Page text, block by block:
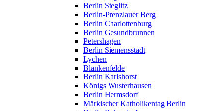
Berlin Steglitz
Berlin-Prenzlauer Berg
Berlin Charlottenburg
Berlin Gesundbrunnen
Petershagen
Berlin Siemensstadt
Lychen
Blankenfelde
Berlin Karlshorst
Königs Wusterhausen
Berlin Hermsdorf
Märkischer Katholikentag Berlin